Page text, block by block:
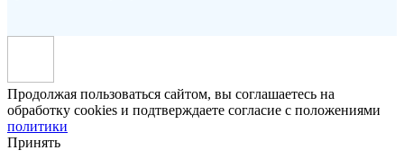
Продолжая пользоваться сайтом, вы соглашаетесь на
обработку cookies и подтверждаете согласие с положениями
политики
Принять